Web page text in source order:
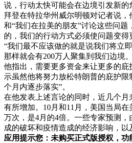
说，行动太快可能会在边境引发新的
拜登在特拉华州威尔明顿对记者说
和“我们在拉美的朋友”讨论这些问题
的，我们的行动方式必须使问题变得
“我们最不应该做的就是说我们将立
那样就会有200万人聚集到我们边境。
他指出，需要更多资金来让更多的
示虽然他将努力放松特朗普的庇护限
个月内逐步落实”。
在他发表上述言论的同时，近几个
有所增加。10月和11月，美国当局
万次，是4月的4倍。一些专家预测
成的破坏和疫情造成的经济影响，以
应用提示您：未购买正式版授权，